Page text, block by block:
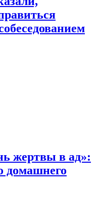
жертвы в ад»:
домашнего